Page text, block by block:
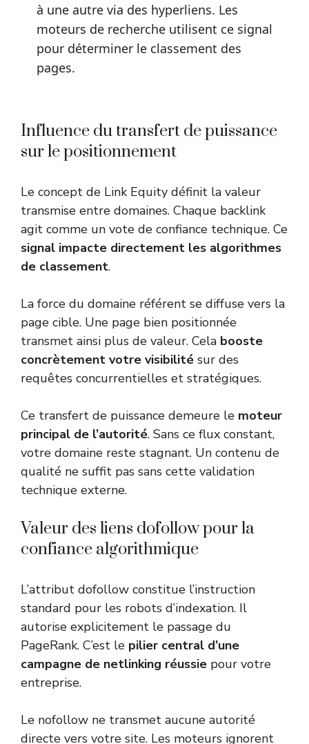
à une autre via des hyperliens. Les
moteurs de recherche utilisent ce signal
pour déterminer le classement des
pages.
Influence du transfert de puissance
sur le positionnement
Le concept de Link Equity définit la valeur
transmise entre domaines. Chaque backlink
agit comme un vote de confiance technique. Ce
signal impacte directement les algorithmes
de classement.
La force du domaine référent se diffuse vers la
page cible. Une page bien positionnée
transmet ainsi plus de valeur. Cela booste
concrètement votre visibilité sur des
requêtes concurrentielles et stratégiques.
Ce transfert de puissance demeure le moteur
principal de l’autorité. Sans ce flux constant,
votre domaine reste stagnant. Un contenu de
qualité ne suffit pas sans cette validation
technique externe.
Valeur des liens dofollow pour la
confiance algorithmique
L’attribut dofollow constitue l’instruction
standard pour les robots d’indexation. Il
autorise explicitement le passage du
PageRank. C’est le pilier central d’une
campagne de netlinking réussie pour votre
entreprise.
Le nofollow ne transmet aucune autorité
directe vers votre site. Les moteurs ignorent